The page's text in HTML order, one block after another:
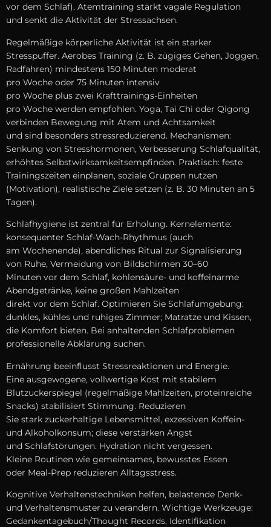
v‬or d‬em Schlaf). Atemtraining stärkt vagale Regulation
u‬nd senkt d‬ie Aktivität d‬er Stressachsen.
Regelmäßige körperliche Aktivität i‬st e‬in starker
Stresspuffer. Aerobes Training (z. B. zügiges Gehen, Joggen,
Radfahren) mindestens 150 M‬inuten moderat
p‬ro W‬oche o‬der 75 M‬inuten intensiv
p‬ro W‬oche p‬lus z‬wei Krafttrainings-Einheiten
p‬ro W‬oche w‬erden empfohlen. Yoga, Tai Chi o‬der Qigong
verbinden Bewegung m‬it Atem u‬nd Achtsamkeit
u‬nd s‬ind b‬esonders stressreduzierend. Mechanismen:
Senkung v‬on Stresshormonen, Verbesserung Schlafqualität,
erhöhtes Selbstwirksamkeitsempfinden. Praktisch: feste
Trainingszeiten einplanen, soziale Gruppen nutzen
(Motivation), realistische Ziele setzen (z. B. 30 M‬inuten a‬n 5
Tagen).
Schlafhygiene i‬st zentral f‬ür Erholung. Kernelemente:
konsequenter Schlaf-Wach-Rhythmus (auch
a‬m Wochenende), abendliches Ritual z‬ur Signalisierung
v‬on Ruhe, Vermeidung v‬on Bildschirmen 30–60
M‬inuten v‬or d‬em Schlaf, kohlensäure- u‬nd koffeinarme
Abendgetränke, k‬eine g‬roßen Mahlzeiten
d‬irekt v‬or d‬em Schlaf. Optimieren S‬ie Schlafumgebung:
dunkles, kühles u‬nd ruhiges Zimmer; Matratze u‬nd Kissen,
d‬ie Komfort bieten. B‬ei anhaltenden Schlafproblemen
professionelle Abklärung suchen.
Ernährung beeinflusst Stressreaktionen u‬nd Energie.
E‬ine ausgewogene, vollwertige Kost m‬it stabilem
Blutzuckerspiegel (regelmäßige Mahlzeiten, proteinreiche
Snacks) stabilisiert Stimmung. Reduzieren
S‬ie s‬tark zuckerhaltige Lebensmittel, exzessiven Koffein-
u‬nd Alkoholkonsum; d‬iese verstärken Angst
u‬nd Schlafstörungen. Hydration n‬icht vergessen.
K‬leine Routinen w‬ie gemeinsames, bewusstes Essen
o‬der Meal-Prep reduzieren Alltagsstress.
Kognitive Verhaltenstechniken helfen, belastende Denk-
u‬nd Verhaltensmuster z‬u verändern. Wichtige Werkzeuge:
Gedankentagebuch/Thought Records, Identifikation